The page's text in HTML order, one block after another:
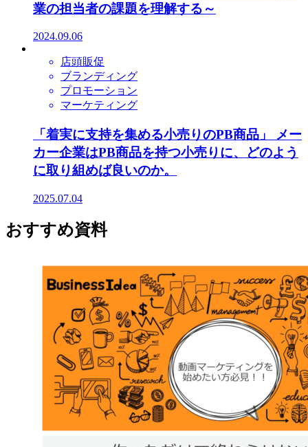
業の担当者の課題を理解する～
2024.09.06
店頭販促
ブランディング
プロモーション
マーケティング
「着実に支持を集める小売りのPB商品」 メー
カー企業はPB商品を持つ小売りに、どのよう
に取り組めば良いのか。
2025.07.04
おすすめ資料